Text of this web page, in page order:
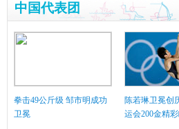
中国代表团
拳击49公斤级 邹市明成功
卫冕
陈若琳卫冕创
运会200金精